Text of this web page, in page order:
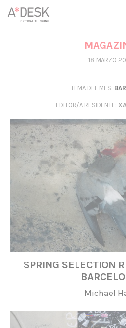
crees también en A*DESK
seguir adelante. Ahora puedes
apoyarlo.
18 MARZO
TEMA DEL MES:
EDITOR/A RESIDENTE:
SPRING SELECTION
Michael